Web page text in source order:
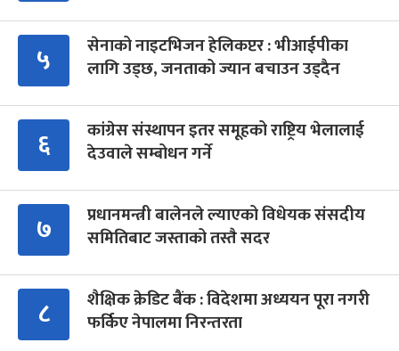
५
सेनाको नाइटभिजन हेलिकप्टर : भीआईपीका
लागि उड्छ, जनताको ज्यान बचाउन उड्दैन
६
कांग्रेस संस्थापन इतर समूहको राष्ट्रिय भेलालाई
देउवाले सम्बोधन गर्ने
७
प्रधानमन्त्री बालेनले ल्याएको विधेयक संसदीय
समितिबाट जस्ताको तस्तै सदर
८
शैक्षिक क्रेडिट बैंक : विदेशमा अध्ययन पूरा नगरी
फर्किए नेपालमा निरन्तरता